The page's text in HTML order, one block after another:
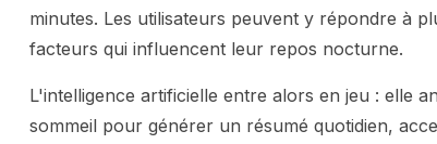
minutes. Les utilisateurs peuvent y répondre à
facteurs qui influencent leur repos nocturne.
L'intelligence artificielle entre alors en jeu : elle
sommeil pour générer un résumé quotidien,